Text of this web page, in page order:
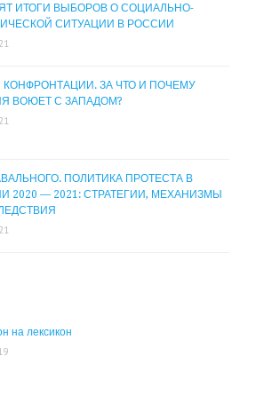
ИТОГИ ВЫБОРОВ О СОЦИАЛЬНО-
СИТУАЦИИ В РОССИИ
КОНФРОНТАЦИИ. ЗА ЧТО И ПОЧЕМУ
ВОЮЕТ С ЗАПАДОМ?
ПОЛИТИКА ПРОТЕСТА В
2020 — 2021: СТРАТЕГИИ, МЕХАНИЗМЫ
на лексикон